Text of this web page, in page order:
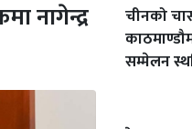
नागेन्द्र
चीनको
सम्मेलन